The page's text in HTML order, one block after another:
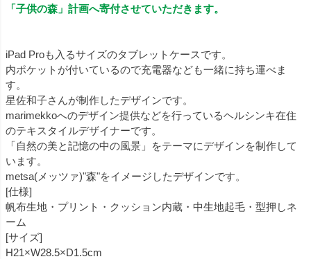
「子供の森」計画へ寄付させていただきます。
iPad Proも入るサイズのタブレットケースです。
内ポケットが付いているので充電器なども一緒に持ち運べま
す。
星佐和子さんが制作したデザインです。
marimekkoへのデザイン提供などを行っているヘルシンキ在住
のテキスタイルデザイナーです。
「自然の美と記憶の中の風景」をテーマにデザインを制作して
います。
metsa(メッツァ)"森"をイメージしたデザインです。
[仕様]
帆布生地・プリント・クッション内蔵・中生地起毛・型押しネ
ーム
[サイズ]
H21×W28.5×D1.5cm